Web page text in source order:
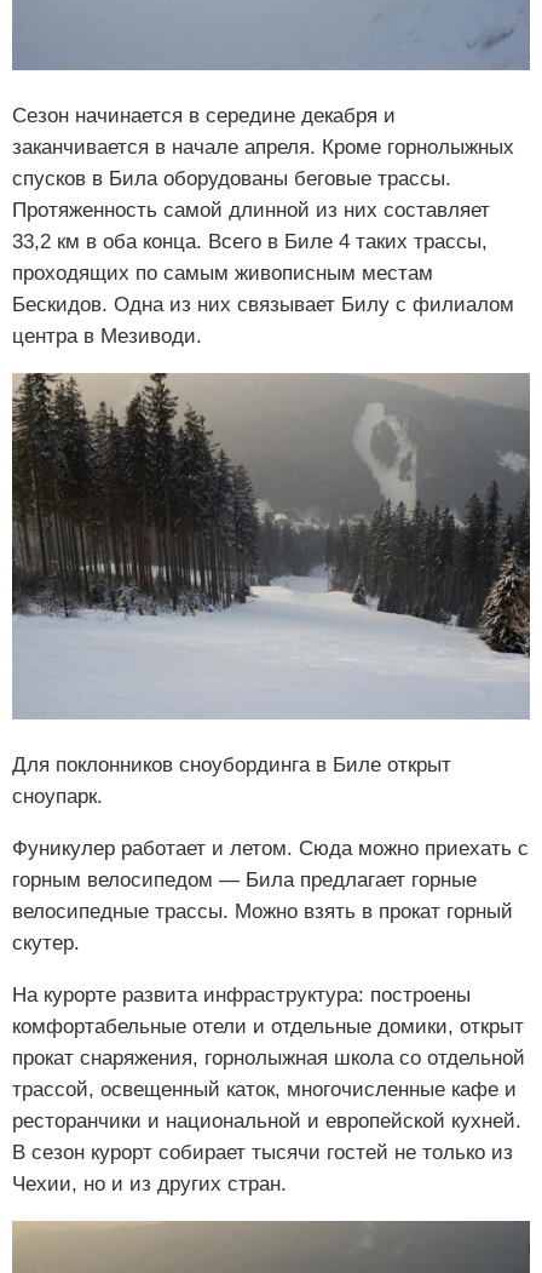
Сезон начинается в середине декабря и
заканчивается в начале апреля. Кроме горнолыжных
спусков в Била оборудованы беговые трассы.
Протяженность самой длинной из них составляет
33,2 км в оба конца. Всего в Биле 4 таких трассы,
проходящих по самым живописным местам
Бескидов. Одна из них связывает Билу с филиалом
центра в Мезиводи.
Для поклонников сноубординга в Биле открыт
сноупарк.
Фуникулер работает и летом. Сюда можно приехать с
горным велосипедом — Била предлагает горные
велосипедные трассы. Можно взять в прокат горный
скутер.
На курорте развита инфраструктура: построены
комфортабельные отели и отдельные домики, открыт
прокат снаряжения, горнолыжная школа со отдельной
трассой, освещенный каток, многочисленные кафе и
ресторанчики и национальной и европейской кухней.
В сезон курорт собирает тысячи гостей не только из
Чехии, но и из других стран.